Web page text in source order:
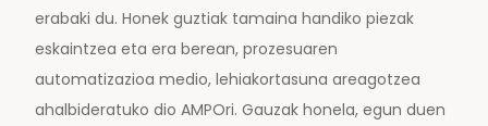
erabaki du. Honek guztiak tamaina handiko piezak
eskaintzea eta era berean, prozesuaren
automatizazioa medio, lehiakortasuna areagotzea
ahalbideratuko dio AMPOri. Gauzak honela, egun duen